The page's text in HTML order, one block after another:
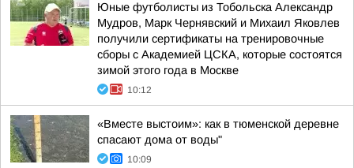
Юные футболисты из Тобольска Александр
Мудров, Марк Чернявский и Михаил Яковлев
получили сертификаты на тренировочные
сборы с Академией ЦСКА, которые состоятся
зимой этого года в Москве
10:12
«Вместе выстоим»: как в тюменской деревне
спасают дома от воды"
10:09